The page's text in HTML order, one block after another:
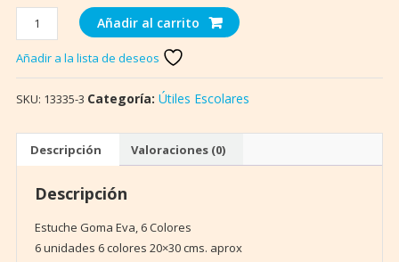
Estuche
Goma
Eva,
6
Colores
cantidad
Añadir al carrito
Añadir a la lista de deseos
SKU: 13335-3 Categoría: Útiles Escolares
Descripción Valoraciones (0)
Descripción
Estuche Goma Eva, 6 Colores
6 unidades 6 colores 20×30 cms. aprox